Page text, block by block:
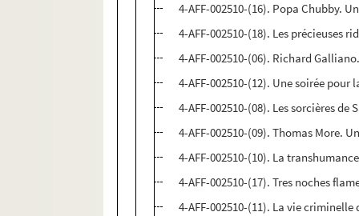
4-AFF-002510-(16). Popa Chubby.
4-AFF-002510-(18). Les précieuses
4-AFF-002510-(06). Richard
4-AFF-002510-(12). Une soirée pour
4-AFF-002510-(08). Les sorcières de
4-AFF-002510-(09). Thomas More.
4-AFF-002510-(10). La
4-AFF-002510-(17). Tres noches
4-AFF-002510-(11). La vie criminelle